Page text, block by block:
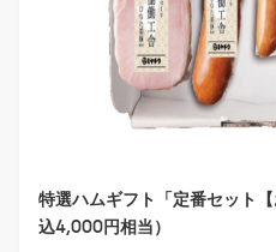
特選ハムギフト「定番セット
込4,000円相当）